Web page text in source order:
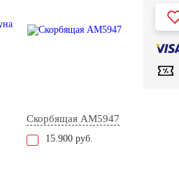
Скорбящая AM5947
15.900 руб.